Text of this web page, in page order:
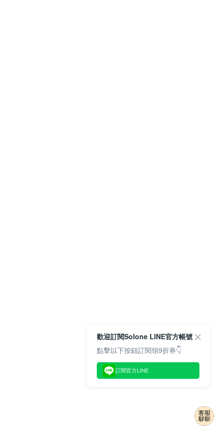
歡迎訂閱Solone LINE官方帳號
點擊以下按鈕訂閱領9折券👇
訂閱官方LINE